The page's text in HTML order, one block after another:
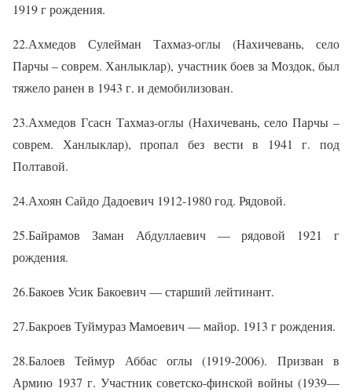
1919 г рождения.
22.Ахмедов Сулейман Тахмаз-оглы (Нахичевань, село
Парчы – соврем. Ханлыклар), участник боев за Моздок, был
тяжело ранен в 1943 г. и демобилизован.
23.Ахмедов Гсасн Тахмаз-оглы (Нахичевань, село Парчы –
соврем. Ханлыклар), пропал без вести в 1941 г. под
Полтавой.
24.Ахоян Сайдо Дадоевич 1912-1980 год. Рядовой.
25.Байрамов Заман Абдуллаевич — рядовой 1921 г
рождения.
26.Бакоев Усик Бакоевич — старший лейтинант.
27.Бакроев Туймураз Мамоевич — майор. 1913 г рождения.
28.Балоев Теймур Аббас оглы (1919-2006). Призван в
Армию 1937 г. Участник советско-финской войны (1939—